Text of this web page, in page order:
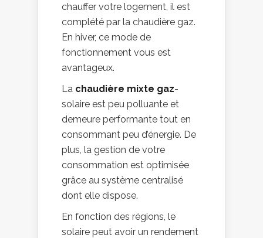
chauffer votre logement, il est
complété par la chaudière gaz.
En hiver, ce mode de
fonctionnement vous est
avantageux.
La chaudière mixte gaz-
solaire est peu polluante et
demeure performante tout en
consommant peu d’énergie. De
plus, la gestion de votre
consommation est optimisée
grâce au système centralisé
dont elle dispose.
En fonction des régions, le
solaire peut avoir un rendement